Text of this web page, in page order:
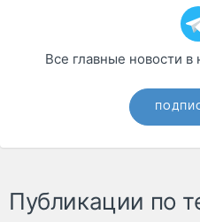
Все главные новости
Публикации по